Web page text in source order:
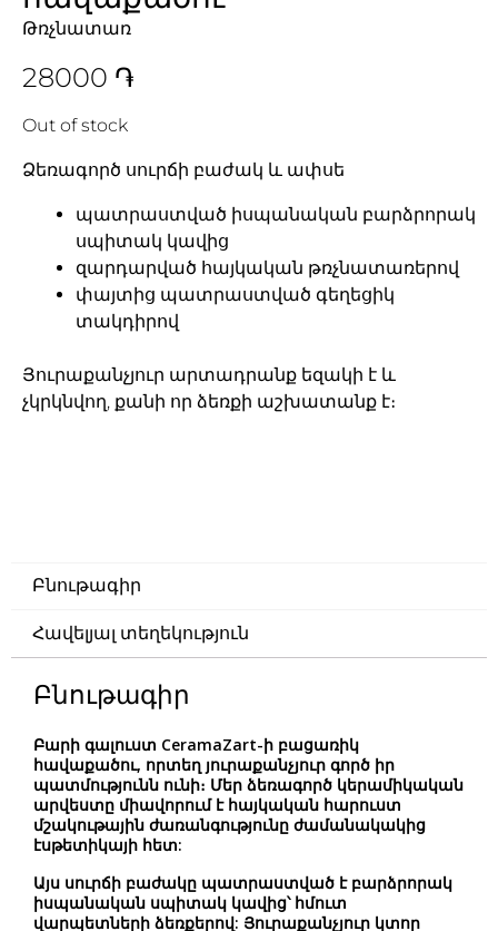
Թռչնատառ
28000 ֏
Out of stock
Ձեռագործ սուրճի բաժակ և ափսե
պատրաստված իսպանական բարձրորակ
սպիտակ կավից
զարդարված հայկական թռչնատառերով
փայտից պատրաստված գեղեցիկ
տակդիրով
Յուրաքանչյուր արտադրանք եզակի է և
չկրկնվող, քանի որ ձեռքի աշխատանք է։
Բնութագիր
Հավելյալ տեղեկություն
Բնութագիր
Բարի գալուստ CeramaZart-ի բացառիկ
հավաքածու, որտեղ յուրաքանչյուր գործ իր
պատմությունն ունի։ Մեր ձեռագործ կերամիկական
արվեստը միավորում է հայկական հարուստ
մշակութային ժառանգությունը ժամանակակից
էսթետիկայի հետ:
Այս սուրճի բաժակը պատրաստված է բարձրորակ
իսպանական սպիտակ կավից՝ հմուտ
վարպետների ձեռքերով: Յուրաքանչյուր կտոր